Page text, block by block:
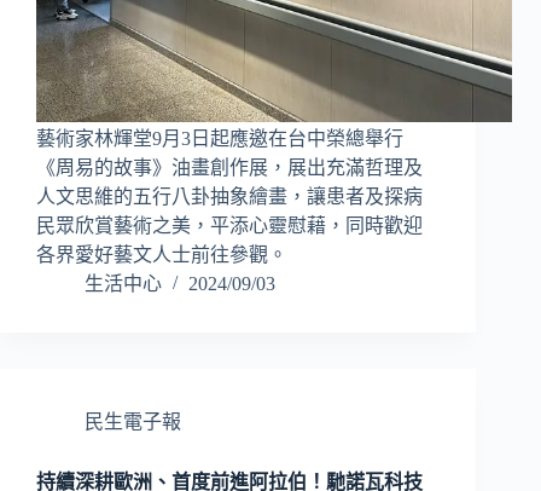
藝術家林輝堂9月3日起應邀在台中榮總舉行
《周易的故事》油畫創作展，展出充滿哲理及
人文思維的五行八卦抽象繪畫，讓患者及探病
民眾欣賞藝術之美，平添心靈慰藉，同時歡迎
各界愛好藝文人士前往參觀。
生活中心
2024/09/03
民生電子報
持續深耕歐洲、首度前進阿拉伯！馳諾瓦科技